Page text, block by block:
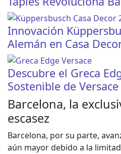
Innovación
Alemán en Casa
Descubre el Greca
Sostenible de Versace
Barcelona, la
escasez
Barcelona, por su parte,
aún mayor debido a la